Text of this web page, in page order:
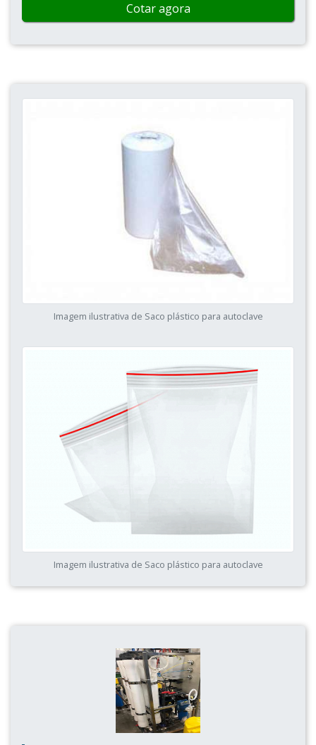
Cotar agora
Imagem ilustrativa de Saco plástico para autoclave
Imagem ilustrativa de Saco plástico para autoclave